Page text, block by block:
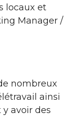
locaux et
Manager /
nombreux
ainsi
avoir des